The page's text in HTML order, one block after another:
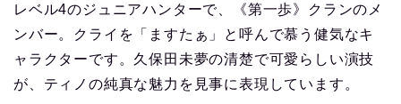
レベル4のジュニアハンターで、《第一歩》クランのメ
ンバー。クライを「ますたぁ」と呼んで慕う健気なキ
ャラクターです。久保田未夢の清楚で可愛らしい演技
が、ティノの純真な魅力を見事に表現しています。